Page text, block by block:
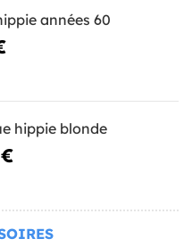
années 60
hippie blonde